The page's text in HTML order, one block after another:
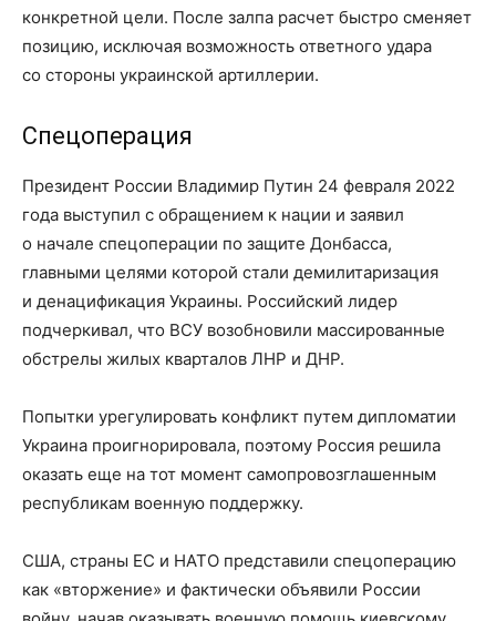
конкретной цели. После залпа расчет быстро сменяет
позицию, исключая возможность ответного удара
со стороны украинской артиллерии.
Спецоперация
Президент России Владимир Путин 24 февраля 2022
года выступил с обращением к нации и заявил
о начале спецоперации по защите Донбасса,
главными целями которой стали демилитаризация
и денацификация Украины. Российский лидер
подчеркивал, что ВСУ возобновили массированные
обстрелы жилых кварталов ЛНР и ДНР.
Попытки урегулировать конфликт путем дипломатии
Украина проигнорировала, поэтому Россия решила
оказать еще на тот момент самопровозглашенным
республикам военную поддержку.
США, страны ЕС и НАТО представили спецоперацию
как «вторжение» и фактически объявили России